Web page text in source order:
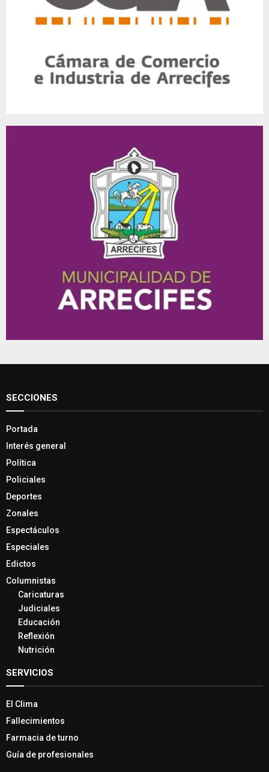
SECCIONES
Portada
Interés general
Política
Policiales
Deportes
Zonales
Espectáculos
Especiales
Edictos
Columnistas
Caricaturas
Judiciales
Educación
Reflexión
Nutrición
SERVICIOS
El Clima
Fallecimientos
Farmacia de turno
Guía de profesionales